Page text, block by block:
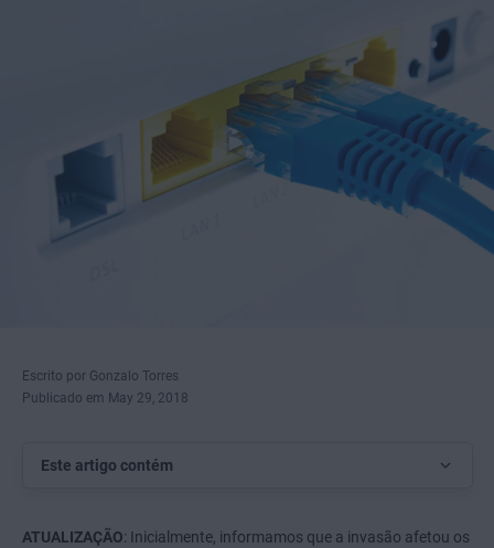
Escrito por Gonzalo Torres
Publicado em May 29, 2018
Este artigo contém
ATUALIZAÇÃO: Inicialmente, informamos que a invasão afetou os